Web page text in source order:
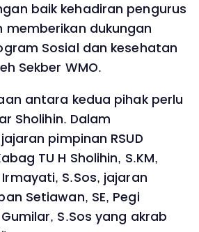
baik kehadiran pengurus
memberikan dukungan
Sosial dan kesehatan
Sekber WMO.
antara kedua pihak perlu
Sholihin. Dalam
pimpinan RSUD
TU H Sholihin, S.KM,
S.Sos, jajaran
Setiawan, SE, Pegi
S.Sos yang akrab